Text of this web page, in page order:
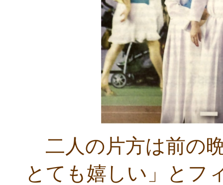
二人の片方は前の
とても嬉しい」とフ